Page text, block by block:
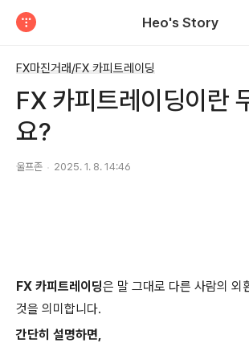
Heo's Story
FX마진거래/FX 카피트레이딩
FX 카피트레이딩이란
요?
울프존 2025. 1. 8. 14:46
FX 카피트레이딩은 말 그대로 다른 사람의 외
것을 의미합니다.
간단히 설명하면,